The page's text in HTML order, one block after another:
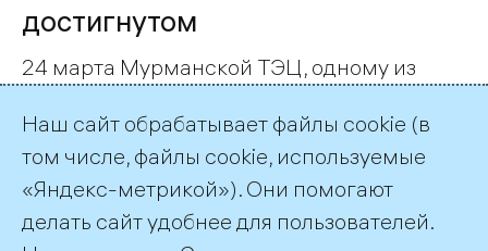
достигнутом
24 марта Мурманской ТЭЦ, одному из
исполнилось 80 лет. Сегодня это
крупнейшее теплоснабжающее
предприятие в Заполярье,
обеспечивающее тепловой энергией
Наш сайт обрабатывает файлы cookie (в
том числе, файлы cookie, используемые
«Яндекс-метрикой»). Они помогают
делать сайт удобнее для пользователей.